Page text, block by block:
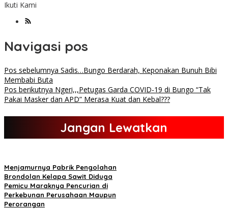
Ikuti Kami
Navigasi pos
Pos sebelumnya Sadis…Bungo Berdarah, Keponakan Bunuh Bibi
Membabi Buta
Pos berikutnya Ngeri,,,Petugas Garda COVID-19 di Bungo “Tak
Pakai Masker dan APD” Merasa Kuat dan Kebal???
Jangan Lewatkan
Menjamurnya Pabrik Pengolahan
Brondolan Kelapa Sawit Diduga
Pemicu Maraknya Pencurian di
Perkebunan Perusahaan Maupun
Perorangan